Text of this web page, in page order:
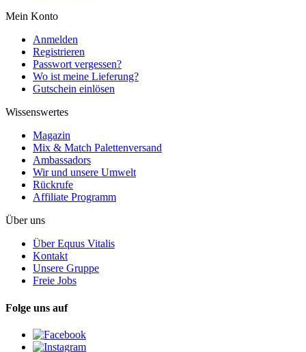
Mein Konto
Anmelden
Registrieren
Passwort vergessen?
Wo ist meine Lieferung?
Gutschein einlösen
Wissenswertes
Magazin
Mix & Match Palettenversand
Ambassadors
Wir und unsere Umwelt
Rückrufe
Affiliate Programm
Über uns
Über Equus Vitalis
Kontakt
Unsere Gruppe
Freie Jobs
Folge uns auf